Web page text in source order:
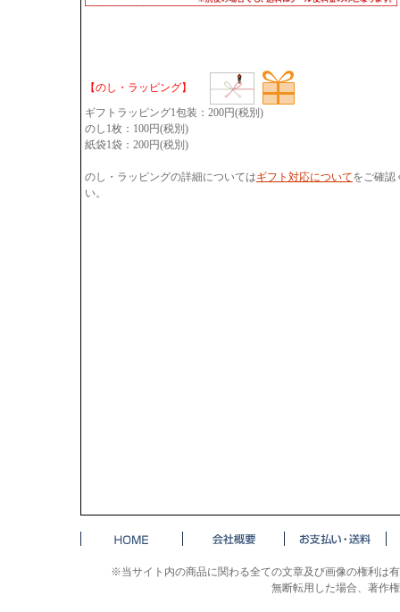
【のし・ラッピング】
ギフトラッピング1包装：200円(税別)
のし1枚：100円(税別)
紙袋1袋：200円(税別)
のし・ラッピングの詳細についてはギフト対応についてをご確認
い。
※当サイト内の商品に関わる全ての文章及び画像の権利は
無断転用した場合、著作